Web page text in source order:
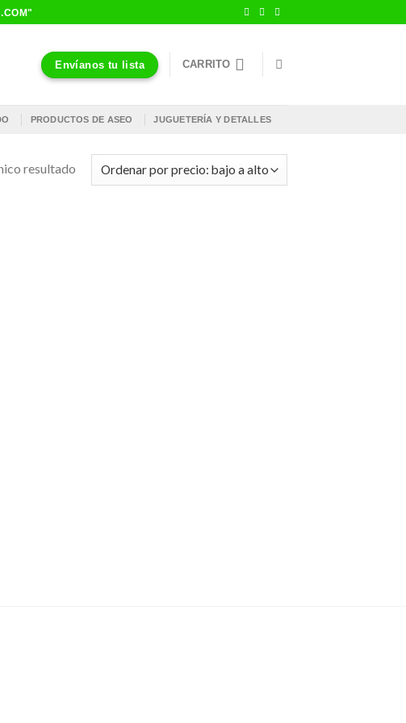
Envíanos tu lista CARRITO
PRODUCTOS DE ASEO JUGUETERÍA Y DETALLES
resultado